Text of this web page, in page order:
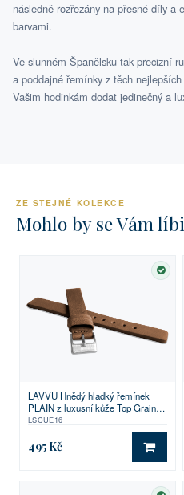
následně rozřezány na přesné díly a
barvami.
Ve slunném Španělsku tak precizní
a poddajné řemínky z těch
Vašim hodinkám dodat jedinečný a
ZE STEJNÉ KOLEKCE
Mohlo by se Vám
LAVVU Hnědý hladký řemínek
PLAIN z luxusní kůže Top Grain -
16
LSCUE16
495 Kč DO